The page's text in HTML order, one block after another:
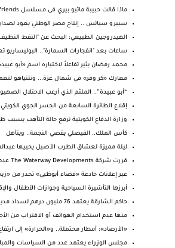
ماذا قالت حبيبة ماثيو بيري فى مسلسل friends بعد صد...
سبيرو سباتس .. إنتاج مصر الوطني يعود
الهيدروجين الطبيعي: البحث عن "النفط
ساعات بعد "انفجارات السمارة".. البوليساريو
محمد رمضان يثير تفاعلاً لاختياره اسم «أبو
معارك «كر وفر» في شمال غزة... ونتنياهو
“أبو عبيدة”.. الملثم الذي أرعب الاحتلال
إقلاع الطائرة السابعة من الجسر الجوي
وزارة الدفاع الكويتية ترفع حالة التأهب بسبب
كأس الملك.. الفيصلي يقصي النجمة.. ويتأهل
ليلة مميزة لعشاق الطرب الأصيل يحييها
قررت شركة The Waterway Developments عدم حضور Ballo...
عبر إعلانات خادعة «قضاء أبوظبي» تحذر من
أبرزها التأشيرة السياحية وجوازات الأطفال
حاكم الشارقة يعتمد 76 مليون درهم لسداد مديونية الم...
منها عدم استخدام الهواتف أو الاقتراب من
«الأرصاد»: أمطار محتملة.. و«الحرارة» إلى
مجلس الوزراء يعتمد عدد من السياسات